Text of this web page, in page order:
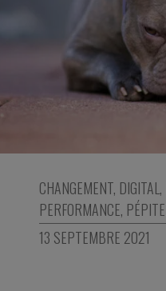
CHANGEMENT, DIGITAL,
PERFORMANCE, PÉPITE
13 SEPTEMBRE 2021